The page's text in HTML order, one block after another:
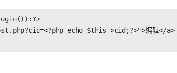
echo $this->cid;?>">编辑</a>